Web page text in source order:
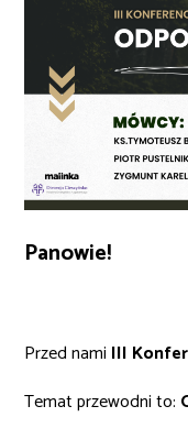
Panowie!
Przed nami III
Temat przewodni to: